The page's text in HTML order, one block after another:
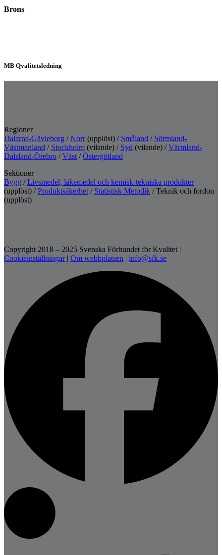
Brons
MB Qvalitetsledning
Regioner
Dalarna-Gävleborg /Norr (upplöst) / Småland / Sörmland-
Västmanland / Stockholm (vilande) / Syd (vilande) /Värmland-
Dalsland-Örebro /Väst /Östergötland
Sektioner
Bygg /Livsmedel, läkemedel och kemisk-tekniska produkter
(upplöst) /Produktsäkerhet / Statistisk Metodik / Teknik och fordon
(upplöst)
Copyright 2018 – 2025 Svenska Förbundet för Kvalitet |
Cookieinställningar | Om webbplatsen | info@sfk.se